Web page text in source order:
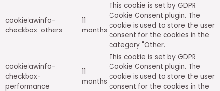
cookielawinfo-
checkbox-others
11
months
This cookie is set by GDPR
Cookie Consent plugin. The
cookie is used to store the user
consent for the cookies in the
category "Other.
cookielawinfo-
checkbox-
performance
11
months
This cookie is set by GDPR
Cookie Consent plugin. The
cookie is used to store the user
consent for the cookies in the